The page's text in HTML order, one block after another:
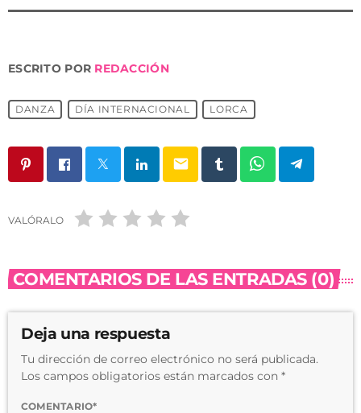
ESCRITO POR REDACCIÓN
DANZA DÍA INTERNACIONAL LORCA
email
VALÓRALO
COMENTARIOS DE LAS ENTRADAS (0)
Deja una respuesta
Tu dirección de correo electrónico no será publicada.
Los campos obligatorios están marcados con *
COMENTARIO*